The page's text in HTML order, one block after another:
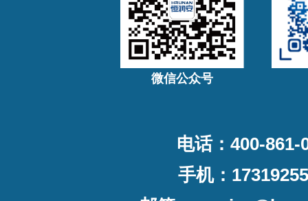
电话：400-861-
手机：
微信公众号